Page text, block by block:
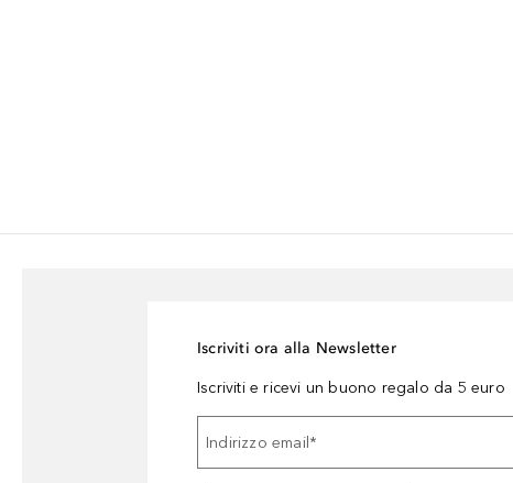
Iscriviti ora alla Newsletter
Iscriviti e ricevi un buono regalo da 5 euro
Indirizzo email *